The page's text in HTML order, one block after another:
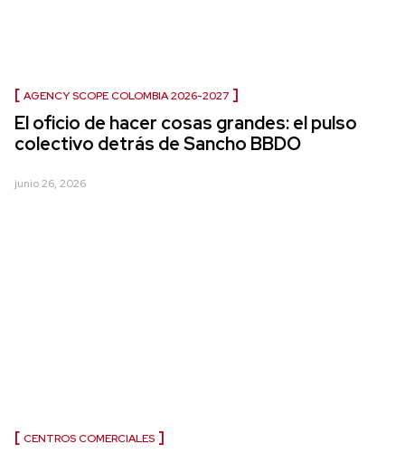
AGENCY SCOPE COLOMBIA 2026-2027
El oficio de hacer cosas grandes: el pulso
colectivo detrás de Sancho BBDO
junio 26, 2026
CENTROS COMERCIALES